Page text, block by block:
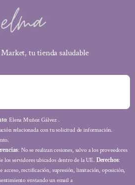
tu tienda saludable
: Elena Muñoz Gálvez .
relacionada con tu solicitud de información.
: No se realizan cesiones, salvo a los proveedores
los servidores ubicados dentro de la UE. Derechos:
acceso, rectificación, supresión, limitación, oposición,
enviando un email a